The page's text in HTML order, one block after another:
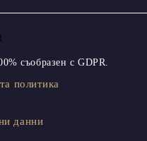
съобразен с GDPR.
политика
данни